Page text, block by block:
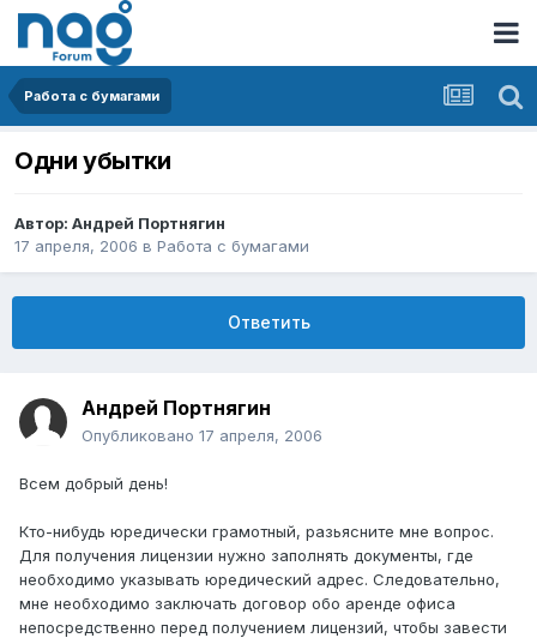
Работа с бумагами
Одни убытки
Автор: Андрей Портнягин
17 апреля, 2006 в Работа с бумагами
Ответить
Андрей Портнягин
Опубликовано 17 апреля, 2006
Всем добрый день!
Кто-нибудь юредически грамотный, разьясните мне вопрос.
Для получения лицензии нужно заполнять документы, где
необходимо указывать юредический адрес. Следовательно,
мне необходимо заключать договор обо аренде офиса
непосредственно перед получением лицензий, чтобы завести